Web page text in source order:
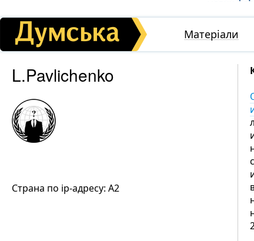
Матеріали
L.Pavlichenko
Страна по ip-адресу: A2